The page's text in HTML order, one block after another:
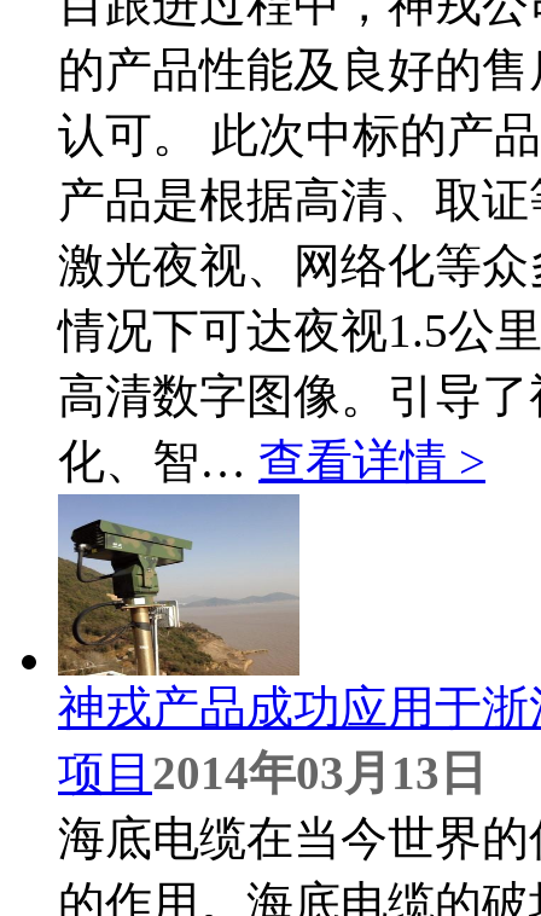
的产品性能及良好的
认可。 此次中标的产
产品是根据高清、取
激光夜视、网络化等
情况下可达夜视1.5公
高清数字图像。引导
化、智… 查看详情 >
神戎产品成功应用于
项目 2014年03月13日
海底电缆在当今世界
的作用。海底电缆的